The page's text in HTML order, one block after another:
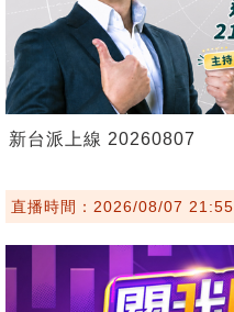
新台派上線 20260807
直播時間：2026/08/07 21:55